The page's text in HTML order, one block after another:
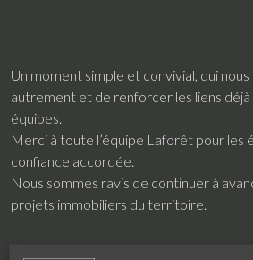
Un moment simple et convivial, qui nous
autrement et de renforcer les liens
équipes.
Merci à toute l’équipe Laforêt pour les
confiance accordée.
Nous sommes ravis de continuer à
projets immobiliers du territoire.